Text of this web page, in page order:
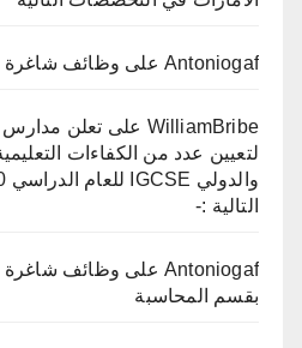
Antoniogaf على وظائف شاغرة
WilliamBribe على تعلن مدارس
لتعيين عدد من الكفاءات
التالية :-
Antoniogaf على وظائف شاغرة
بقسم المحاسبة